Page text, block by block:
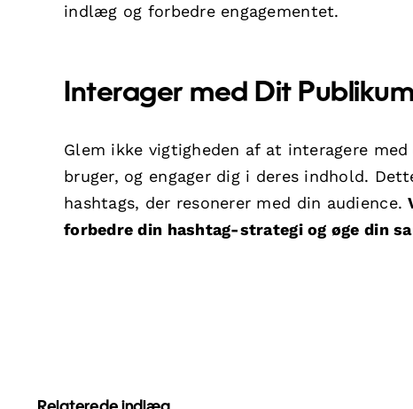
indlæg og forbedre engagementet.
Interager med Dit Publikum
Glem ikke vigtigheden af at interagere
bruger, og engager dig i deres indhold.
hashtags, der resonerer med din audience.
forbedre din hashtag-strategi og øge din